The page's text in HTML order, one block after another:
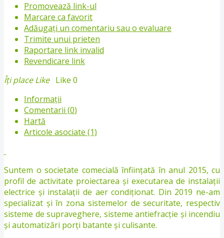
Promovează link-ul
Marcare ca favorit
Adăugați un comentariu sau o evaluare
Trimite unui prieten
Raportare link invalid
Revendicare link
Îți place Like Like 0
Informații
Comentarii (0)
Hartă
Articole asociate (1)
Suntem o societate comecială înființată în anul 2015, cu
profil de activitate proiectarea și executarea de instalații
electrice și instalații de aer condiționat. Din 2019 ne-am
specializat și în zona sistemelor de securitate, respectiv
sisteme de supraveghere, sisteme antiefracție și incendiu
și automatizări porți batante și culisante.